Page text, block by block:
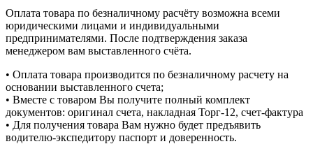
Оплата товара по безналичному расчёту возможна всеми
юридическими лицами и индивидуальными
предпринимателями. После подтверждения заказа
менеджером вам выставленного счёта.
• Оплата товара производится по безналичному расчету на
основании выставленного счета;
• Вместе с товаром Вы получите полный комплект
документов: оригинал счета, накладная Торг-12, счет-фактура
• Для получения товара Вам нужно будет предъявить
водителю-экспедитору паспорт и доверенность.